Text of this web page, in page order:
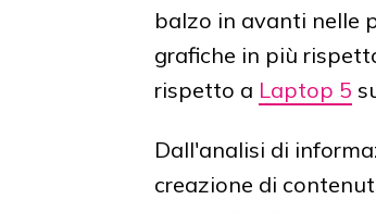
balzo in avanti nelle
grafiche in più
rispetto a Laptop 5
Dall'analisi di
creazione di